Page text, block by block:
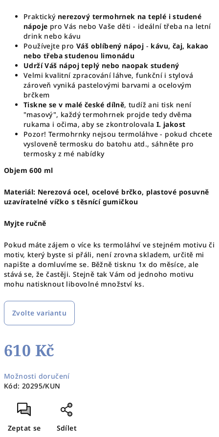
Praktický nerezový termohrnek na teplé i studené
nápoje pro Vás nebo Vaše děti - ideální třeba na letní
drink nebo kávu
Používejte pro Váš oblíbený nápoj - kávu, čaj, kakao
nebo třeba studenou limonádu
Udrží Váš nápoj teplý nebo naopak studený
Velmi kvalitní zpracování láhve, funkční i stylová
zároveň vyniká pastelovými barvami a ocelovým
brčkem
Tiskne se v malé české dílně, tudíž ani tisk není
"masový", každý termohrnek projde tedy dvěma
rukama i očima, aby se zkontrolovala I. jakost
Pozor! Termohrnky nejsou termoláhve - pokud chcete
vysloveně termosku do batohu atd., sáhněte pro
termosky z mé nabídky
Objem 600 ml
Materiál: Nerezová ocel, ocelové brčko, plastové posuvně
uzavíratelné víčko s těsnící gumičkou
Myjte ručně
Pokud máte zájem o více ks termoláhví ve stejném motivu či
motiv, který byste si přáli, není zrovna skladem, určitě mi
napište a domluvíme se. Běžně tisknu 1x do měsíce, ale
stává se, že častěji. Stejně tak Vám od jednoho motivu
mohu natisknout libovolné množství ks.
Zvolte variantu
610 Kč
cena:
Možnosti doručení
Kód: 20295/KUN
Zeptat se Sdílet